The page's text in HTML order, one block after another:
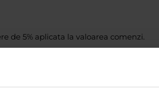
de 5% aplicata la valoarea comenzi.